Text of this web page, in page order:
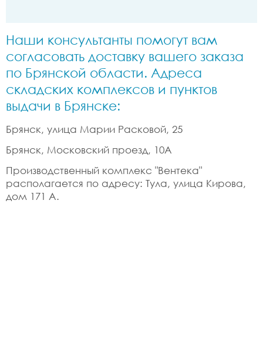
Наши консультанты помогут вам
согласовать доставку вашего заказа
по Брянской области. Адреса
складских комплексов и пунктов
выдачи в Брянске:
Брянск, улица Марии Расковой, 25
Брянск, Московский проезд, 10А
Производственный комплекс "Вентека"
располагается по адресу: Tyлa, улица Кирова,
дом 171 А.